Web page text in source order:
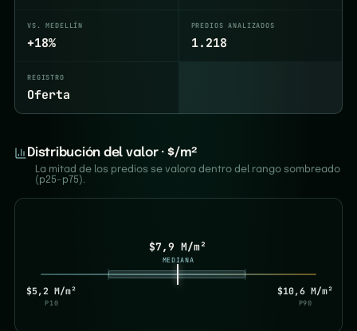
VS. MEDELLÍN
+18%
PREDIOS ANALIZADOS
1.218
REGISTRO
Oferta
Distribución del valor · $/m²
La mitad de los predios se valora dentro del rango sombreado
(p25–p75).
$5,2 M/m²
P10
$7,9 M/m²
MEDIANA
$10,6 M/m²
P90